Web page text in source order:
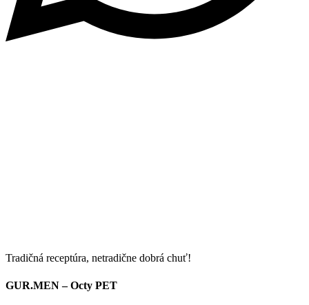
Tradičná receptúra, netradične dobrá chuť!
GUR.MEN – Octy PET